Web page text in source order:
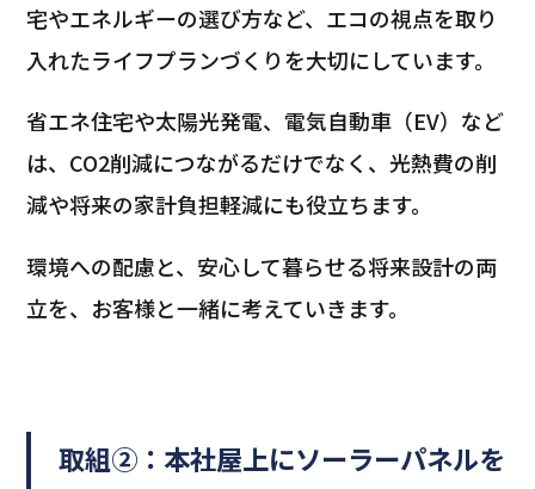
宅やエネルギーの選び方など、エコの視点を取り
入れたライフプランづくりを大切にしています。
省エネ住宅や太陽光発電、電気自動車（EV）など
は、CO2削減につながるだけでなく、光熱費の削
減や将来の家計負担軽減にも役立ちます。
環境への配慮と、安心して暮らせる将来設計の両
立を、お客様と一緒に考えていきます。
取組②：本社屋上にソーラーパネルを